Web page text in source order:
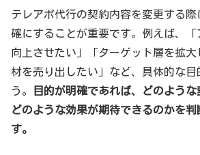
テレアポ代行の契約内容を変更する際
確にすることが重要です。例えば、
向上させたい」「ターゲット層を拡
材を売り出したい」など、具体的な目
う。
目的が明確であれば、どのような
どのような効果が期待できるのかを
す。